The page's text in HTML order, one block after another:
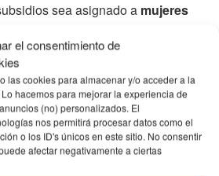
el consentimiento de
las cookies para almacenar y/o acceder a la
hacemos para mejorar la experiencia de
(no) personalizados. El
nos permitirá procesar datos como el
o los ID's únicos en este sitio. No consentir
afectar negativamente a ciertas
sea asignado a mujeres
Nacional de Desarrollo
sean mujeres,
que lideran hogares en
de quela vivienda digna es
para la autonomía económica